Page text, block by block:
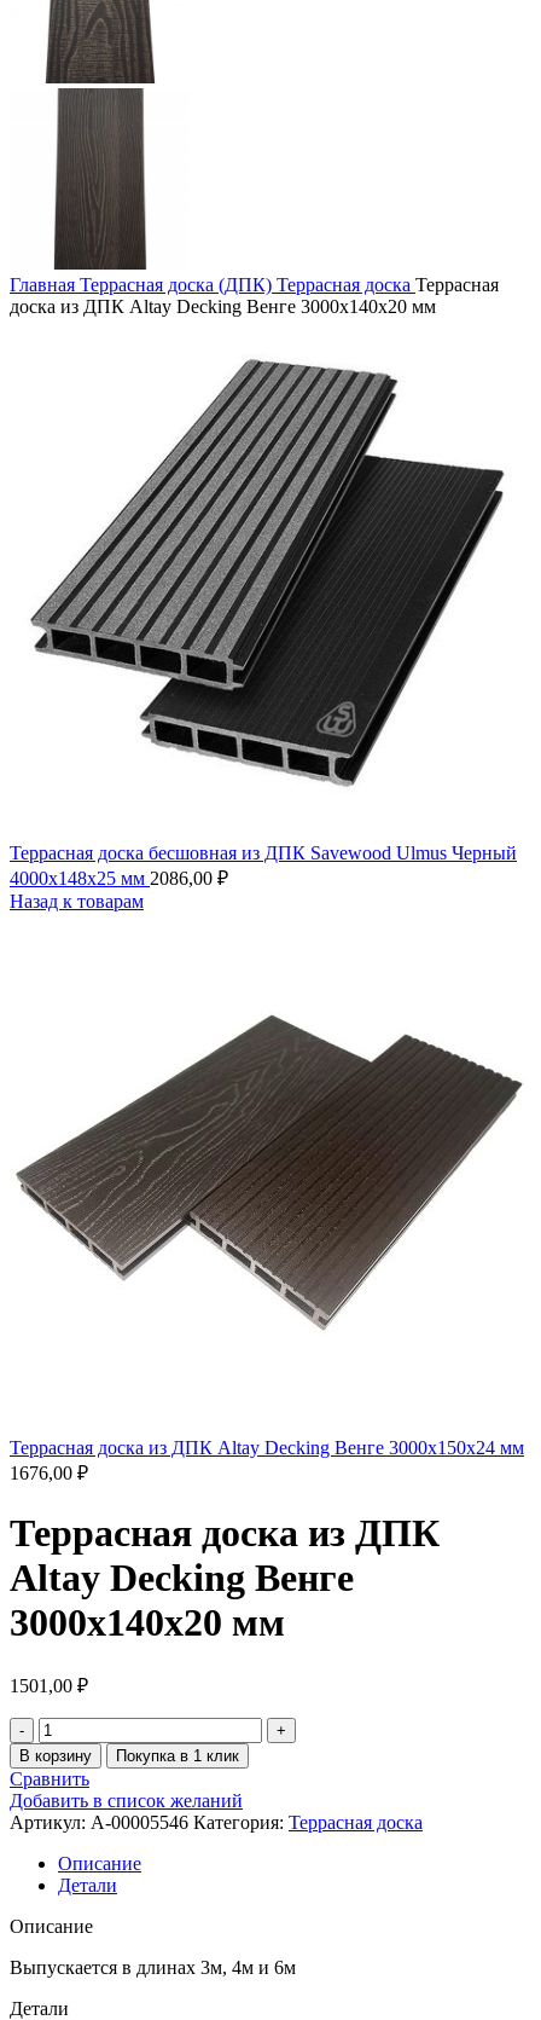
Главная Террасная доска (ДПК) Террасная доска Террасная
доска из ДПК Altay Decking Венге 3000х140х20 мм
Террасная доска бесшовная из ДПК Savewood Ulmus Черный
4000х148х25 мм 2086,00 ₽
Назад к товарам
Террасная доска из ДПК Altay Decking Венге 3000х150х24 мм
1676,00 ₽
Террасная доска из ДПК
Altay Decking Венге
3000х140х20 мм
1501,00 ₽
В корзину Покупка в 1 клик
Сравнить
Добавить в список желаний
Артикул: A-00005546 Категория: Террасная доска
Описание
Детали
Описание
Выпускается в длинах 3м, 4м и 6м
Детали